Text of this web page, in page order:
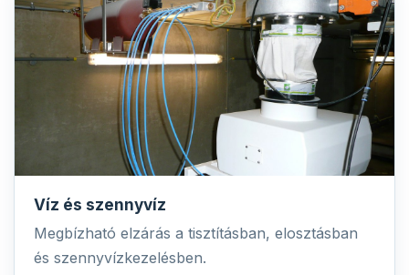
Víz és szennyvíz
Megbízható elzárás a tisztításban, elosztásban
és szennyvízkezelésben.